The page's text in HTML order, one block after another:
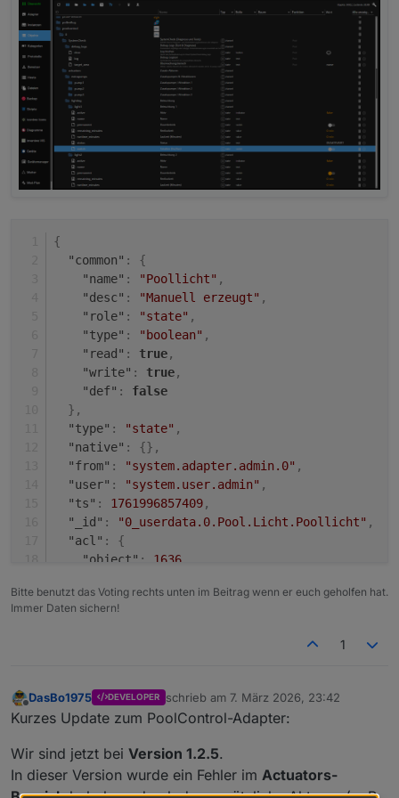
{
"common" :
{
"name" : "Poollicht" ,
"desc" : "Manuell erzeugt" ,
"role" : "state" ,
"type" : "boolean" ,
"read" : true,
"write" : true,
"def" :
false
} ,
"type" : "state" ,
"native" : {} ,
"from" : "system.adapter.admin.0" ,
"user" : "system.user.admin" ,
"ts" : 1761996857409,
"_id" : "0_userdata.0.Pool.Licht.Poollicht" ,
"acl" :
{
"object" : 1636
"owner" : "system.user.admin" ,
"ownerGroup"
Bitte benutzt das Voting rechts unten im Beitrag wenn er euch geholfen hat.
Immer Daten sichern!
1
Offline
DasBo1975 DEVELOPER schrieb am 7. März 2026, 23:42
zuletzt editiert von
Kurzes Update zum PoolControl-Adapter:
Wir sind jetzt bei Version 1.2.5.
In dieser Version wurde ein Fehler im Actuators-